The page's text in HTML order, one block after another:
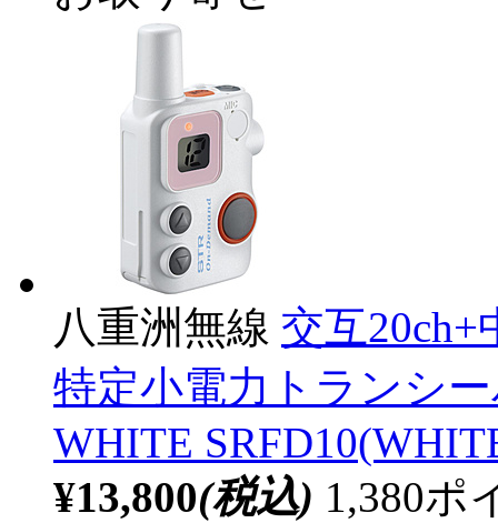
八重洲無線 交互20ch+
特定小電力トランシー
WHITE
¥13,800(税込) 1,380ポ